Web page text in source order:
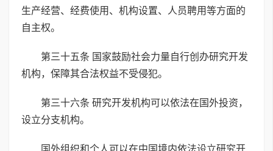
生产经营、经费使用、机构设置、人员聘用等方面的
自主权。
第三十五条 国家鼓励社会力量自行创办研究开发
机构，保障其合法权益不受侵犯。
第三十六条 研究开发机构可以依法在国外投资，
设立分支机构。